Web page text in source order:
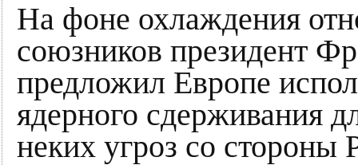
На фоне охлаждения
союзников президент
предложил Европе
ядерного сдерживания
неких угроз со стороны